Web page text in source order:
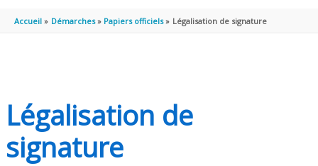
PRINCIPAL
Accueil Démarches Papiers officiels Légalisation de signature
Légalisation de
signature